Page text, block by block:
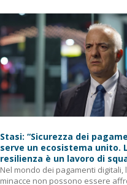
Stasi: “Sicurezza dei
serve un ecosistema unito.
resilienza è un lavoro di
Nel mondo dei pagamenti digitali,
minacce non possono essere